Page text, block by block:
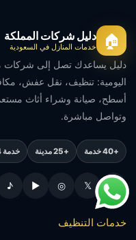
🏠 دليل شركات المملكة
خدمات المنازل في السعودية
دليل يساعدك تصل إلى شركات
اليومية: تنظيف، نقل عفش،
أسطح، صيانة وشراء أثاث
وتواصل مباشرة.
+40 خدمة +25 مدينة خدمة 24 ساعة
𝕏
◎
▶
♪
خدمات التنظيف